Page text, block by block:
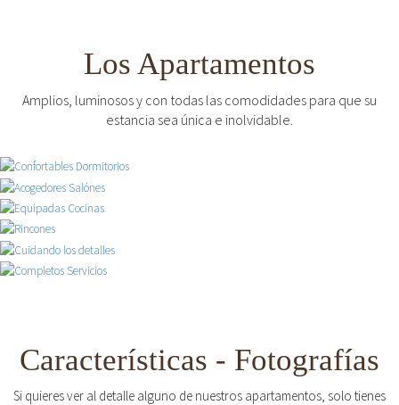
Los Apartamentos
Amplios, luminosos y con todas las comodidades para que su
estancia sea única e inolvidable.
Características - Fotografías
Si quieres ver al detalle alguno de nuestros apartamentos, solo tienes